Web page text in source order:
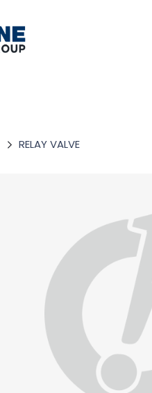
RELAY VALVE